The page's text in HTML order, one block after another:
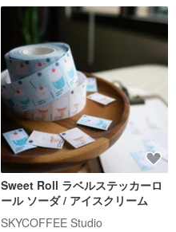
Sweet Roll ラベルステッカーロ
ール ソーダ / アイスクリーム
SKYCOFFEE Studio